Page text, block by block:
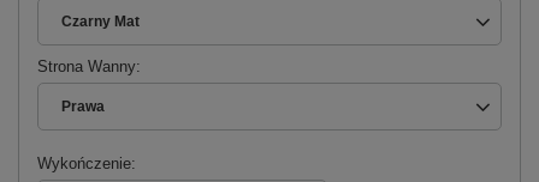
Czarny Mat
Strona Wanny
Prawa
Wykończenie